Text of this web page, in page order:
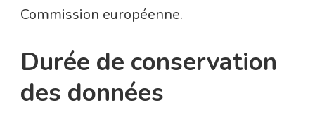
Commission européenne.
Durée de conservation
des données